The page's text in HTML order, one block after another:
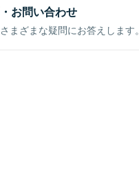
お問い合わせ
まざまな疑問にお答えします。